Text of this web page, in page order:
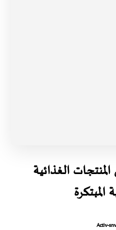
الغذائية
المبتكرة
Activ-snv